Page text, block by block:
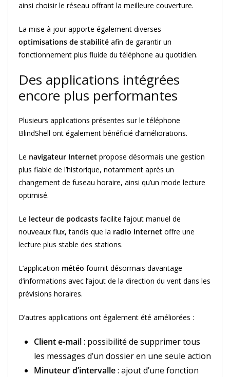
ainsi choisir le réseau offrant la meilleure couverture.
La mise à jour apporte également diverses
optimisations de stabilité afin de garantir un
fonctionnement plus fluide du téléphone au quotidien.
Des applications intégrées
encore plus performantes
Plusieurs applications présentes sur le téléphone
BlindShell ont également bénéficié d’améliorations.
Le navigateur Internet propose désormais une gestion
plus fiable de l’historique, notamment après un
changement de fuseau horaire, ainsi qu’un mode lecture
optimisé.
Le lecteur de podcasts facilite l’ajout manuel de
nouveaux flux, tandis que la radio Internet offre une
lecture plus stable des stations.
L’application météo fournit désormais davantage
d’informations avec l’ajout de la direction du vent dans les
prévisions horaires.
D’autres applications ont également été améliorées :
Client e-mail: possibilité de supprimer tous
les messages d’un dossier en une seule action
Minuteur d’intervalle: ajout d’une fonction